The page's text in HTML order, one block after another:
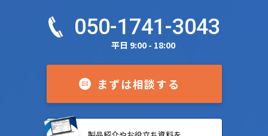
050-1741-3043
平日 9:00 - 18:00
まずは相談する